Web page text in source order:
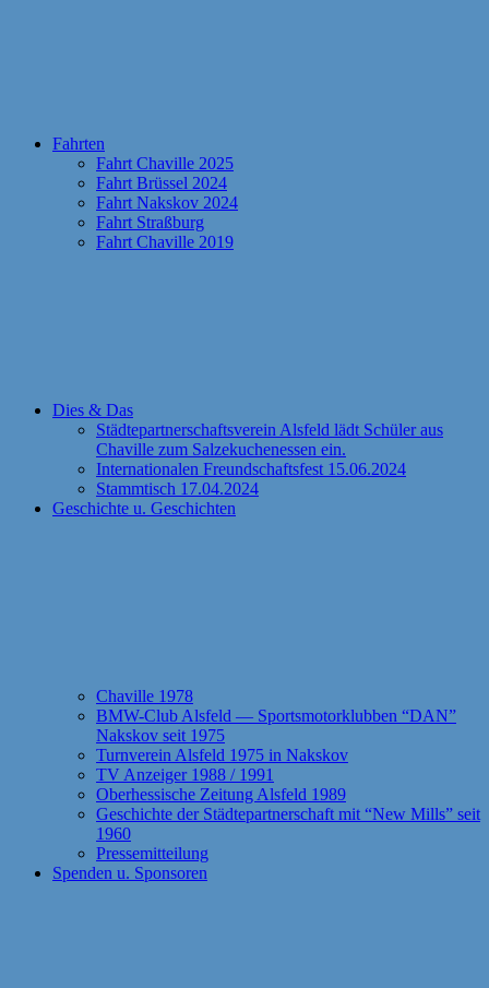
Fahrten
Fahrt Chaville 2025
Fahrt Brüssel 2024
Fahrt Nakskov 2024
Fahrt Straßburg
Fahrt Chaville 2019
Dies & Das
Städtepartnerschaftsverein Alsfeld lädt Schüler aus
Chaville zum Salzekuchenessen ein.
Internationalen Freundschaftsfest 15.06.2024
Stammtisch 17.04.2024
Geschichte u. Geschichten
Chaville 1978
BMW-Club Alsfeld — Sportsmotorklubben “DAN”
Nakskov seit 1975
Turnverein Alsfeld 1975 in Nakskov
TV Anzeiger 1988 / 1991
Oberhessische Zeitung Alsfeld 1989
Geschichte der Städtepartnerschaft mit “New Mills” seit
1960
Pressemitteilung
Spenden u. Sponsoren